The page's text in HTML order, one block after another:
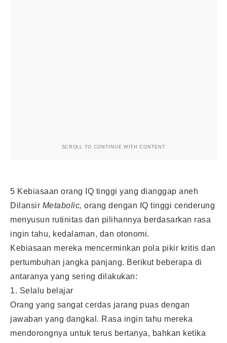
SCROLL TO CONTINUE WITH CONTENT
5 Kebiasaan orang IQ tinggi yang dianggap aneh
Dilansir Metabolic, orang dengan IQ tinggi cenderung
menyusun rutinitas dan pilihannya berdasarkan rasa
ingin tahu, kedalaman, dan otonomi.
Kebiasaan mereka mencerminkan pola pikir kritis dan
pertumbuhan jangka panjang. Berikut beberapa di
antaranya yang sering dilakukan:
1. Selalu belajar
Orang yang sangat cerdas jarang puas dengan
jawaban yang dangkal. Rasa ingin tahu mereka
mendorongnya untuk terus bertanya, bahkan ketika